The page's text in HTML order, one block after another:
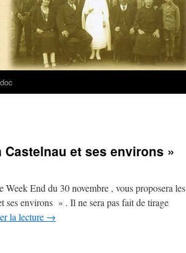
et ses environs »
End du 30 novembre , vous proposera les
environs » . Il ne sera pas fait de tirage
la lecture →